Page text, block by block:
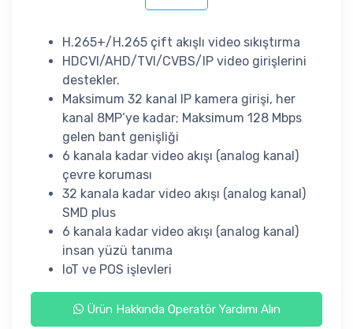
H.265+/H.265 çift akışlı video sıkıştırma
HDCVI/AHD/TVI/CVBS/IP video girişlerini
destekler.
Maksimum 32 kanal IP kamera girişi, her
kanal 8MP’ye kadar; Maksimum 128 Mbps
gelen bant genişliği
6 kanala kadar video akışı (analog kanal)
çevre koruması
32 kanala kadar video akışı (analog kanal)
SMD plus
6 kanala kadar video akışı (analog kanal)
insan yüzü tanıma
IoT ve POS işlevleri
Ürün Hakkında Operatör Yardımı Alın